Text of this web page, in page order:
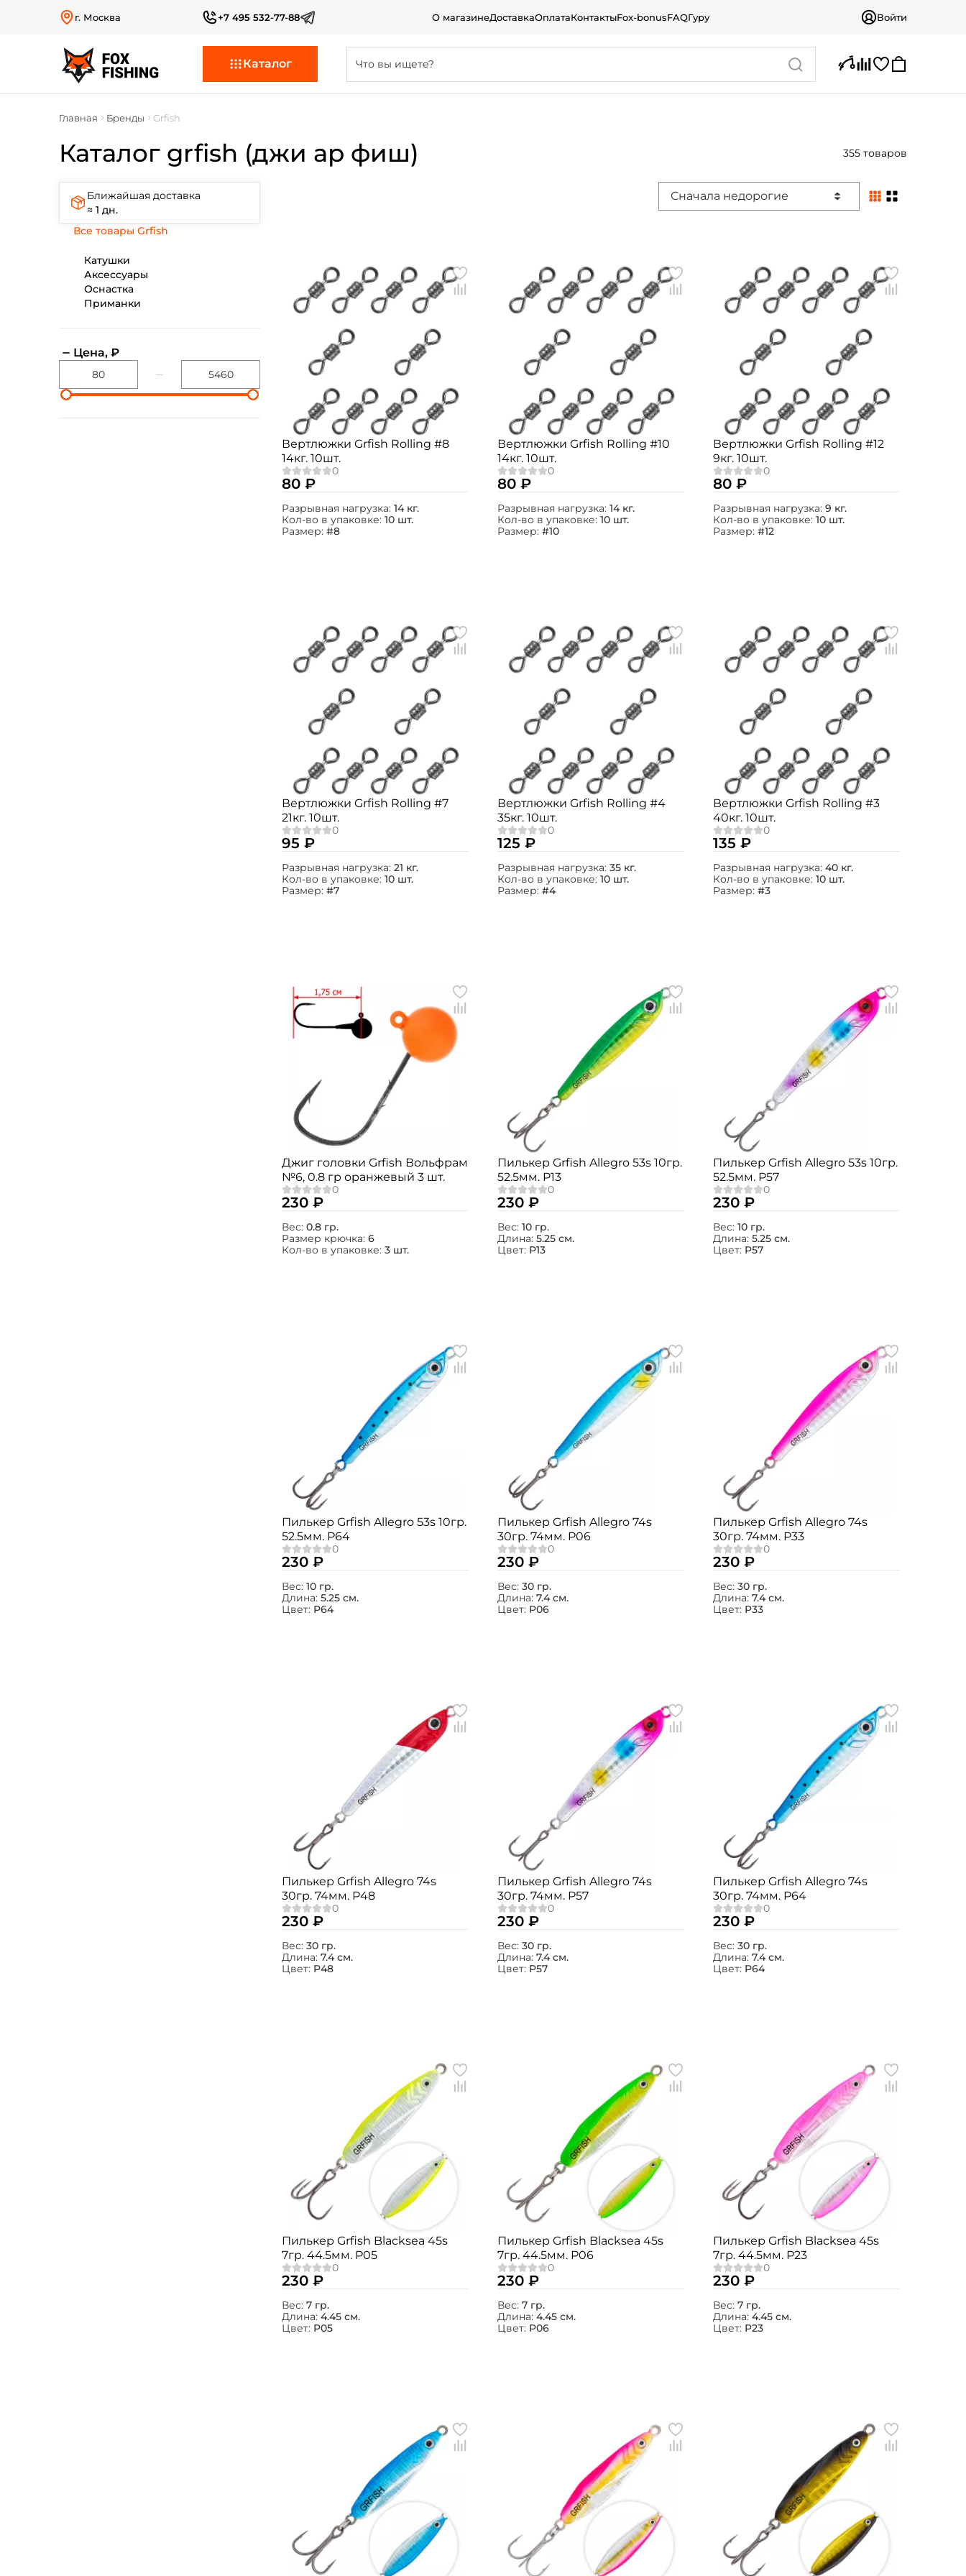
г. Москва +7 495 532-77-88 О магазинеДоставкаОплатаКонтактыFox-bonusFAQГуру Войти
Каталог
Главная Бренды Grfish
Каталог grfish (джи ар фиш) 355 товаров
Ближайшая доставка
≈ 1 дн.
Все товары Grfish
Катушки
Аксессуары
Оснастка
Приманки
Цена, ₽
Сначала недорогие
Вертлюжки Grfish Rolling #8
14кг. 10шт.
80 ₽
Разрывная нагрузка: 14 кг.
Кол-во в упаковке: 10 шт.
Размер: #8
Вертлюжки Grfish Rolling #10
14кг. 10шт.
80 ₽
Разрывная нагрузка: 14 кг.
Кол-во в упаковке: 10 шт.
Размер: #10
Вертлюжки Grfish Rolling #12
9кг. 10шт.
80 ₽
Разрывная нагрузка: 9 кг.
Кол-во в упаковке: 10 шт.
Размер: #12
Вертлюжки Grfish Rolling #7
21кг. 10шт.
95 ₽
Разрывная нагрузка: 21 кг.
Кол-во в упаковке: 10 шт.
Размер: #7
Вертлюжки Grfish Rolling #4
35кг. 10шт.
125 ₽
Разрывная нагрузка: 35 кг.
Кол-во в упаковке: 10 шт.
Размер: #4
Вертлюжки Grfish Rolling #3
40кг. 10шт.
135 ₽
Разрывная нагрузка: 40 кг.
Кол-во в упаковке: 10 шт.
Размер: #3
Джиг головки Grfish Вольфрам
№6, 0.8 гр оранжевый 3 шт.
230 ₽
Вес: 0.8 гр.
Размер крючка: 6
Кол-во в упаковке: 3 шт.
Пилькер Grfish Allegro 53s 10гр.
52.5мм. P13
230 ₽
Вес: 10 гр.
Длина: 5.25 см.
Цвет: P13
Пилькер Grfish Allegro 53s 10гр.
52.5мм. P57
230 ₽
Вес: 10 гр.
Длина: 5.25 см.
Цвет: P57
Пилькер Grfish Allegro 53s 10гр.
52.5мм. P64
230 ₽
Вес: 10 гр.
Длина: 5.25 см.
Цвет: P64
Пилькер Grfish Allegro 74s
30гр. 74мм. P06
230 ₽
Вес: 30 гр.
Длина: 7.4 см.
Цвет: P06
Пилькер Grfish Allegro 74s
30гр. 74мм. P33
230 ₽
Вес: 30 гр.
Длина: 7.4 см.
Цвет: P33
Пилькер Grfish Allegro 74s
30гр. 74мм. P48
230 ₽
Вес: 30 гр.
Длина: 7.4 см.
Цвет: P48
Пилькер Grfish Allegro 74s
30гр. 74мм. P57
230 ₽
Вес: 30 гр.
Длина: 7.4 см.
Цвет: P57
Пилькер Grfish Allegro 74s
30гр. 74мм. P64
230 ₽
Вес: 30 гр.
Длина: 7.4 см.
Цвет: P64
Пилькер Grfish Blacksea 45s
7гр. 44.5мм. P05
230 ₽
Вес: 7 гр.
Длина: 4.45 см.
Цвет: P05
Пилькер Grfish Blacksea 45s
7гр. 44.5мм. P06
230 ₽
Вес: 7 гр.
Длина: 4.45 см.
Цвет: P06
Пилькер Grfish Blacksea 45s
7гр. 44.5мм. P23
230 ₽
Вес: 7 гр.
Длина: 4.45 см.
Цвет: P23
Создать аккаунт
Повторите пароль: *
Заполняя данную форму вы соглашаетесь на
обработкуперсональных данных